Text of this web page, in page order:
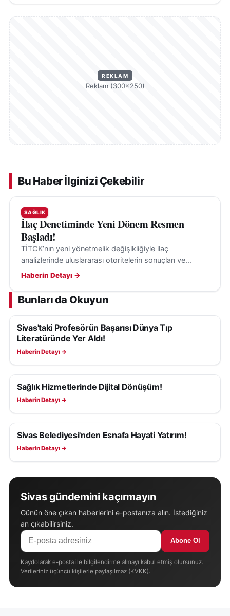
REKLAM
Reklam (300×250)
Bu Haber İlginizi Çekebilir
SAĞLIK
İlaç Denetiminde Yeni Dönem Resmen
Başladı!
TİTCK’nın yeni yönetmelik değişikliğiyle ilaç
analizlerinde uluslararası otoritelerin sonuçları ve
kılavuzları, belirli şartlarla değerlendirmeye alınabilecek.
Haberin Detayı →
Bunları da Okuyun
SAĞLIK
Sivas'taki Profesörün Başarısı Dünya Tıp
Literatüründe Yer Aldı!
Haberin Detayı →
SAĞLIK
Sağlık Hizmetlerinde Dijital Dönüşüm!
Haberin Detayı →
SAĞLIK
Sivas Belediyesi'nden Esnafa Hayati Yatırım!
Haberin Detayı →
Sivas gündemini kaçırmayın
Günün öne çıkan haberlerini e-postanıza alın. İstediğiniz
an çıkabilirsiniz.
Abone Ol
Kaydolarak e-posta ile bilgilendirme almayı kabul etmiş olursunuz.
Verileriniz üçüncü kişilerle paylaşılmaz (KVKK).